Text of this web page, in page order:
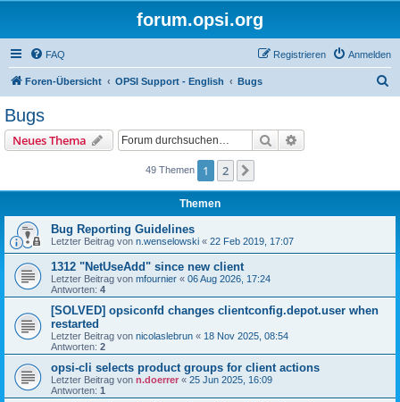
forum.opsi.org
FAQ Anmelden
Registrieren
Foren-Übersicht OPSI Support - English Bugs
Bugs
Neues Thema Suche
49 Themen 1 2
Themen
Bug Reporting Guidelines
Letzter Beitrag von n.wenselowski « 22 Feb 2019, 17:07
1312 "NetUseAdd" since new client
Letzter Beitrag von mfournier « 06 Aug 2026, 17:24
Antworten: 4
[SOLVED] opsiconfd changes clientconfig.depot.user when
restarted
Letzter Beitrag von nicolaslebrun « 18 Nov 2025, 08:54
Antworten: 2
opsi-cli selects product groups for client actions
Letzter Beitrag von n.doerrer « 25 Jun 2025, 16:09
Antworten: 1